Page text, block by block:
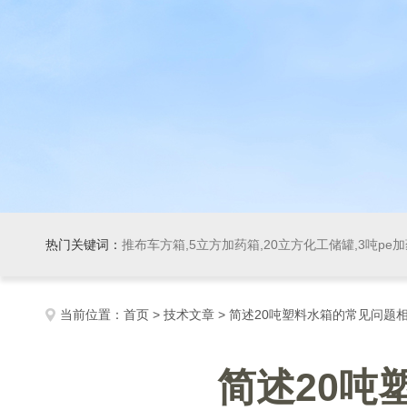
热门关键词： 推布车方箱,5立方加药箱,20立方化工储罐,3吨pe
当前位置： 首页 > 技术文章 > 简述20吨塑料水箱的常见问题
简述20吨